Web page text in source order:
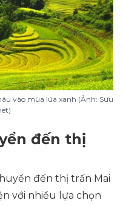
vào mùa lúa xanh (Ảnh: Sưu
đến thị
đến thị trấn Mai
với nhiều lựa chọn